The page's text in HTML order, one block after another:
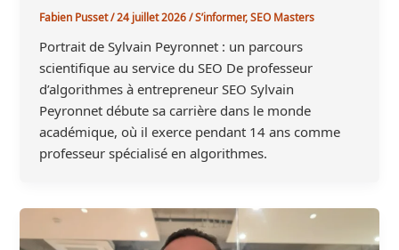
Fabien Pusset/24 juillet 2026/S’informer,SEO Masters
Portrait de Sylvain Peyronnet : un parcours
scientifique au service du SEO De professeur
d’algorithmes à entrepreneur SEO Sylvain
Peyronnet débute sa carrière dans le monde
académique, où il exerce pendant 14 ans comme
professeur spécialisé en algorithmes.